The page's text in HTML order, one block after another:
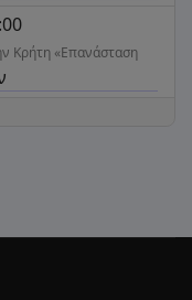
Κρήτη «Επανάσταση